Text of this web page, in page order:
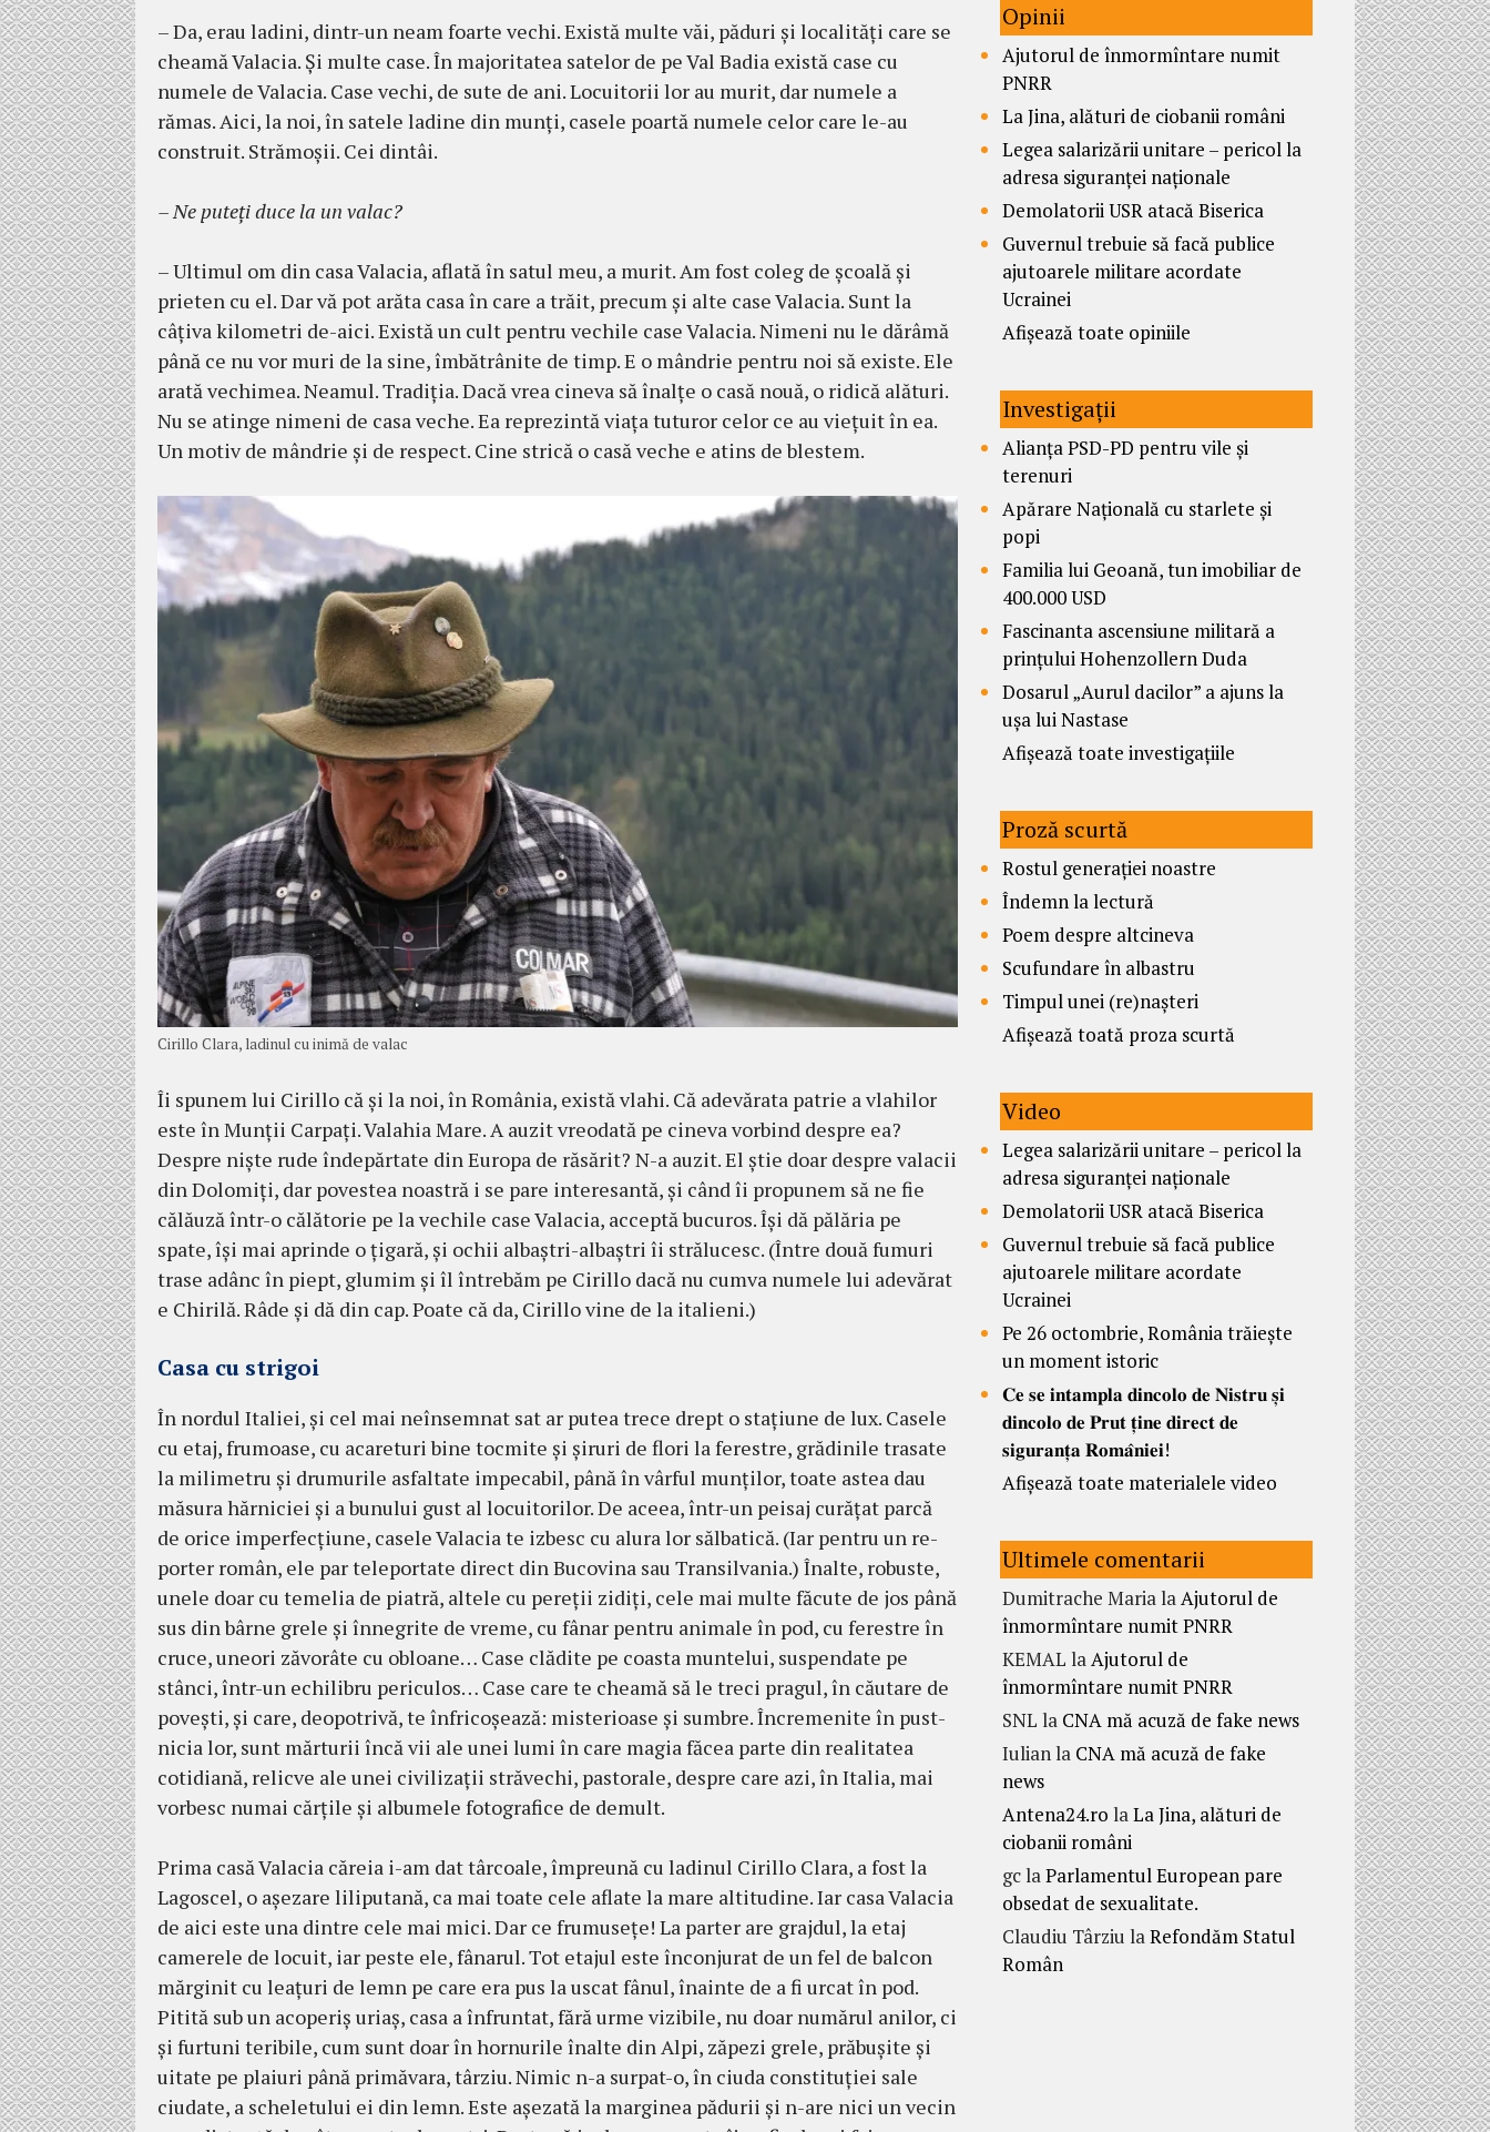
– Da, erau ladini, dintr-un neam foarte vechi. Există multe văi, păduri şi localităţi care se
cheamă Valacia. Şi multe case. În majoritatea satelor de pe Val Badia există case cu
numele de Valacia. Case vechi, de sute de ani. Locuitorii lor au murit, dar numele a
rămas. Aici, la noi, în satele ladine din munţi, casele poartă numele celor care le-au
construit. Strămoşii. Cei dintâi.
– Ne puteţi duce la un valac?
– Ultimul om din casa Valacia, aflată în satul meu, a murit. Am fost coleg de şcoală şi
prieten cu el. Dar vă pot arăta casa în care a trăit, precum şi alte case Valacia. Sunt la
câţiva kilometri de-aici. Exis­tă un cult pentru vechile case Valacia. Ni­meni nu le dărâmă
până ce nu vor muri de la sine, îmbă­trânite de timp. E o mândrie pentru noi să existe. Ele
arată vechi­mea. Neamul. Tradiţia. Dacă vrea cineva să înalţe o casă nouă, o ridică alături.
Nu se atinge nimeni de casa ve­che. Ea reprezintă viaţa tuturor celor ce au vie­ţuit în ea.
Un motiv de mândrie şi de res­pect. Cine strică o casă veche e atins de bles­tem.
Cirillo Clara, ladinul cu inimă de valac
Îi spunem lui Cirillo că şi la noi, în România, există vlahi. Că adevărata patrie a vlahilor
este în Munţii Carpaţi. Valahia Mare. A auzit vreo­dată pe cineva vorbind despre ea?
Despre nişte rude îndepărtate din Europa de răsărit? N-a auzit. El ştie doar despre valacii
din Dolomiţi, dar po­ves­tea noastră i se pare interesantă, şi când îi pro­pu­nem să ne fie
călăuză într-o călătorie pe la ve­chile case Valacia, acceptă bucuros. Îşi dă pălăria pe
spate, îşi mai aprinde o ţigară, şi ochii albaştri-albaştri îi strălucesc. (Între două fumuri
trase adânc în piept, glumim şi îl întrebăm pe Cirillo dacă nu cumva numele lui adevărat
e Chirilă. Râde şi dă din cap. Poate că da, Cirillo vine de la italieni.)
Casa cu strigoi
În nordul Italiei, şi cel mai neînsemnat sat ar putea trece drept o staţiune de lux. Casele
cu etaj, fru­moase, cu acareturi bine tocmite şi şiruri de flori la fe­res­tre, grădinile tra­sate
la mili­metru şi dru­murile asfal­tate impeca­bil, până în vâr­ful mun­ţilor, toate as­tea dau
mă­sura hăr­niciei şi a bunu­lui gust al lo­cui­tori­lor. De aceea, într-un pei­saj curăţat parcă
de ori­ce imperfec­ţiune, ca­sele Va­lacia te izbesc cu alura lor săl­batică. (Iar pen­tru un re­
porter ro­mân, ele par te­leportate direct din Bu­co­­vina sau Transil­va­nia.) Înalte, ro­buste,
une­le doar cu te­melia de pia­tră, altele cu pereţii zi­diţi, cele mai multe fă­cute de jos până
sus din bâr­ne grele şi înne­grite de vreme, cu fânar pen­tru animale în pod, cu ferestre în
cruce, uneori zăvorâte cu obloa­­ne… Case clădite pe coasta mun­telui, sus­pen­date pe
stânci, în­tr-un echilibru pericu­los… Ca­se care te chea­mă să le treci pra­gul, în căutare de
po­veşti, şi care, deo­potri­vă, te în­fri­coşează: misterioase şi sumbre. Încremenite în pust­
nicia lor, sunt mărturii încă vii ale unei lumi în care magia făcea parte din realitatea
cotidiană, relicve ale unei civilizaţii stră­vechi, pasto­rale, despre care azi, în Italia, mai
vorbesc numai cărţile şi albumele fotografice de demult.
Prima casă Valacia căreia i-am dat târcoale, îm­pre­ună cu ladinul Cirillo Clara, a fost la
Lagoscel, o aşe­zare liliputană, ca mai toate cele aflate la mare altitu­dine. Iar casa Valacia
de aici este una dintre cele mai mici. Dar ce frumuseţe! La parter are grajdul, la etaj
camerele de locuit, iar peste ele, fânarul. Tot etajul este înconjurat de un fel de balcon
mărginit cu leaţuri de lemn pe care era pus la uscat fânul, înainte de a fi urcat în pod.
Pitită sub un acoperiş uriaş, casa a în­fruntat, fără urme vizibile, nu doar numărul anilor, ci
şi furtuni teribile, cum sunt doar în hornurile înalte din Alpi, ză­pezi grele, prăbuşite şi
uitate pe plaiuri până primăvara, târziu. Nimic n-a surpat-o, în ciuda constituţiei sale
ciudate, a scheletului ei din lemn. Este aşezată la margi­nea pădu­rii şi n-are nici un vecin
Opinii
Ajutorul de înmormîntare numit
PNRR
La Jina, alături de ciobanii români
Legea salarizării unitare – pericol la
adresa siguranței naționale
Demolatorii USR atacă Biserica
Guvernul trebuie să facă publice
ajutoarele militare acordate
Ucrainei
Afișează toate opiniile
Investigații
Alianța PSD-PD pentru vile și
terenuri
Apărare Națională cu starlete și
popi
Familia lui Geoană, tun imobiliar de
400.000 USD
Fascinanta ascensiune militară a
prințului Hohenzollern Duda
Dosarul „Aurul dacilor” a ajuns la
ușa lui Nastase
Afișează toate investigațiile
Proză scurtă
Rostul generației noastre
Îndemn la lectură
Poem despre altcineva
Scufundare în albastru
Timpul unei (re)nașteri
Afișează toată proza scurtă
Video
Legea salarizării unitare – pericol la
adresa siguranței naționale
Demolatorii USR atacă Biserica
Guvernul trebuie să facă publice
ajutoarele militare acordate
Ucrainei
Pe 26 octombrie, România trăiește
un moment istoric
𝐂𝐞 𝐬𝐞 𝐢𝐧𝐭𝐚𝐦𝐩𝐥𝐚 𝐝𝐢𝐧𝐜𝐨𝐥𝐨 𝐝𝐞 𝐍𝐢𝐬𝐭𝐫𝐮 𝐬̦𝐢
𝐝𝐢𝐧𝐜𝐨𝐥𝐨 𝐝𝐞 𝐏𝐫𝐮𝐭 𝐭̦𝐢𝐧𝐞 𝐝𝐢𝐫𝐞𝐜𝐭 𝐝𝐞
𝐬𝐢𝐠𝐮𝐫𝐚𝐧𝐭̦𝐚 𝐑𝐨𝐦𝐚̂𝐧𝐢𝐞𝐢!
Afișează toate materialele video
Ultimele comentarii
Dumitrache MarialaAjutorul de
înmormîntare numit PNRR
KEMAL laAjutorul de
înmormîntare numit PNRR
SNL la CNA mă acuză de fake news
Iulianla CNA mă acuză de fake
news
Antena24.ro laLa Jina, alături de
ciobanii români
gclaParlamentul European pare
obsedat de sexualitate.
Claudiu Târziu laRefondăm Statul
Român